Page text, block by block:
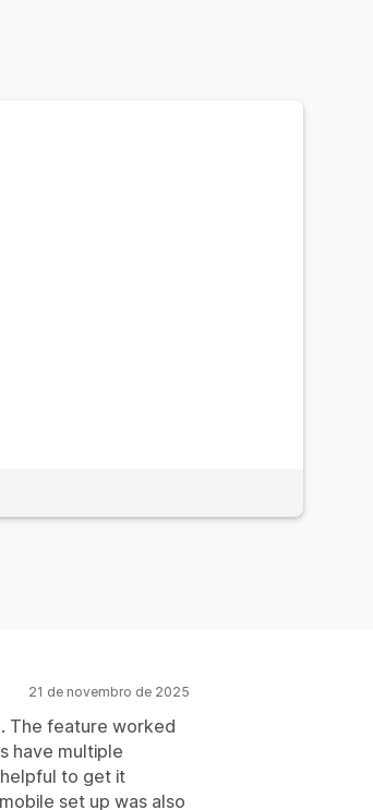
21 de novembro de 2025
The feature worked
have multiple
to get it
set up was also